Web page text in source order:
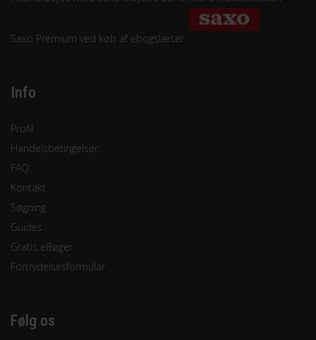
Saxo Premium ved køb af ebogslæser.
Info
Profil
Handelsbetingelser
FAQ
Kontakt
Søgning
Guides
Gratis eBøger
Fortrydelsesformular
Følg os